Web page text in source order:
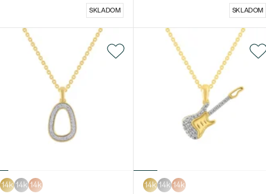
SKLADOM SKLADOM
14k 14k 14k 14k 14k 14k